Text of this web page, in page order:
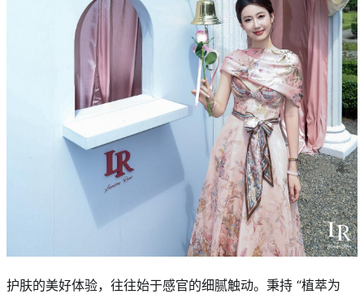
护肤的美好体验，往往始于感官的细腻触动。秉持 “植萃为